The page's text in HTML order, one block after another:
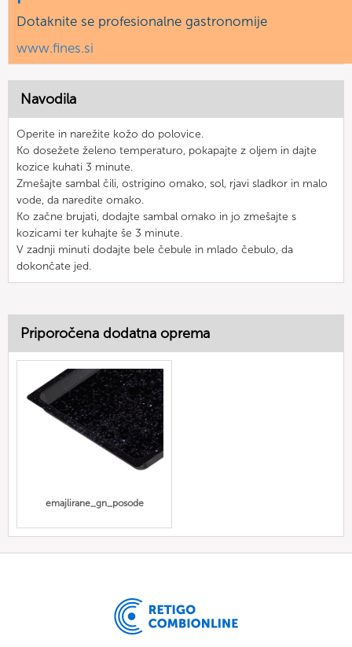
Dotaknite se profesionalne gastronomije
www.fines.si
Navodila
Operite in narežite kožo do polovice.
Ko dosežete želeno temperaturo, pokapajte z oljem in dajte
kozice kuhati 3 minute.
Zmešajte sambal čili, ostrigino omako, sol, rjavi sladkor in malo
vode, da naredite omako.
Ko začne brujati, dodajte sambal omako in jo zmešajte s
kozicami ter kuhajte še 3 minute.
V zadnji minuti dodajte bele čebule in mlado čebulo, da
dokončate jed.
Priporočena dodatna oprema
emajlirane_gn_posode